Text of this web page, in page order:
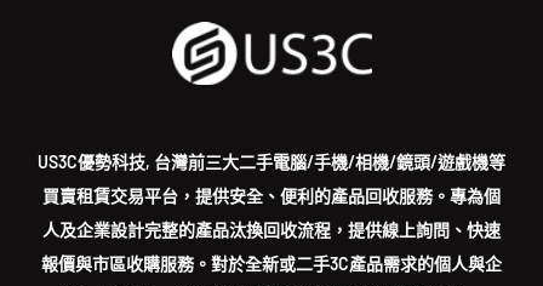
US3C優勢科技, 台灣前三大二手電腦/手機/相機/鏡頭/遊戲機等
買賣租賃交易平台，提供安全、便利的產品回收服務。專為個
人及企業設計完整的產品汰換回收流程，提供線上詢問、快速
報價與市區收購服務。對於全新或二手3C產品需求的個人與企